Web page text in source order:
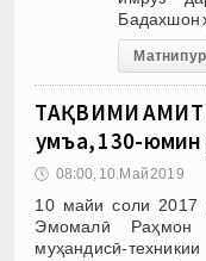
Бадахшон
Матни
ТАҚВИМИ АМИТ
ҷумъа, 130-юмин
🕔 08:00, 10.Май 2019
10 майи соли 2017
Эмомалӣ Раҳмон
муҳандисӣ-